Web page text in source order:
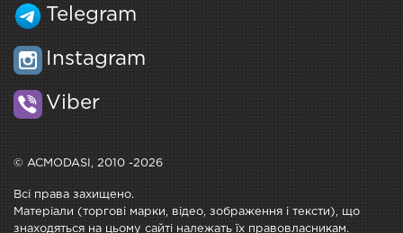
Telegram
Instagram
Viber
© ACMODASI, 2010 -2026
Всі права захищено.
Матеріали (торгові марки, відео, зображення і тексти), що
знаходяться на цьому сайті належать їх правовласникам.